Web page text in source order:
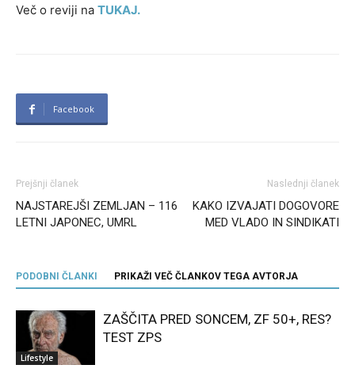
Več o reviji na TUKAJ.
Facebook
Prejšnji članek
NAJSTAREJŠI ZEMLJAN – 116
LETNI JAPONEC, UMRL
Naslednji članek
KAKO IZVAJATI DOGOVORE
MED VLADO IN SINDIKATI
PODOBNI ČLANKI PRIKAŽI VEČ ČLANKOV TEGA AVTORJA
Lifestyle
ZAŠČITA PRED SONCEM, ZF 50+, RES?
TEST ZPS